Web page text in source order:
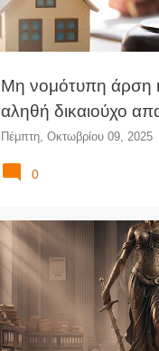
Μη νομότυπη άρση
αληθή δικαιούχο
ανακοπή - Ακύρωση
(ΜΠρΑθ)
Πέμπτη, Οκτωβρίου 09, 2025
0